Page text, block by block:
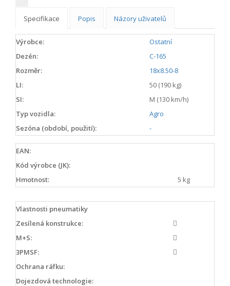
Specifikace Popis Názory uživatelů
Výrobce:
Ostatní
Dezén:
C-165
Rozměr:
18x8.50-8
LI:
50 (190 kg)
SI:
M (130 km/h)
Typ vozidla:
Agro
Sezóna (období, použití):
-
EAN:
Kód výrobce (JK):
Hmotnost:
5 kg
Vlastnosti pneumatiky
Zesílená konstrukce:
M+S:
3PMSF:
Ochrana ráfku:
Dojezdová technologie: